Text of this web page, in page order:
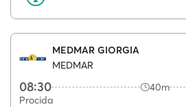
MEDMAR GIORGIA
MEDMAR
08:30 40m
Procida